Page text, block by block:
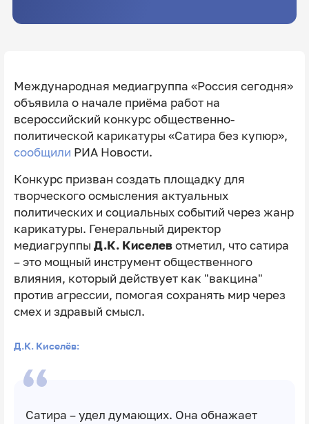
Международная медиагруппа «Россия сегодня»
объявила о начале приëма работ на
всероссийский конкурс общественно-
политической карикатуры «Сатира без купюр»,
сообщили РИА Новости.
Конкурс призван создать площадку для
творческого осмысления актуальных
политических и социальных событий через жанр
карикатуры. Генеральный директор
медиагруппы Д.К. Киселевотметил, что сатира
– это мощный инструмент общественного
влияния, который действует как "вакцина"
против агрессии, помогая сохранять мир через
смех и здравый смысл.
Д.К. Киселёв:
Сатира – удел думающих. Она обнажает